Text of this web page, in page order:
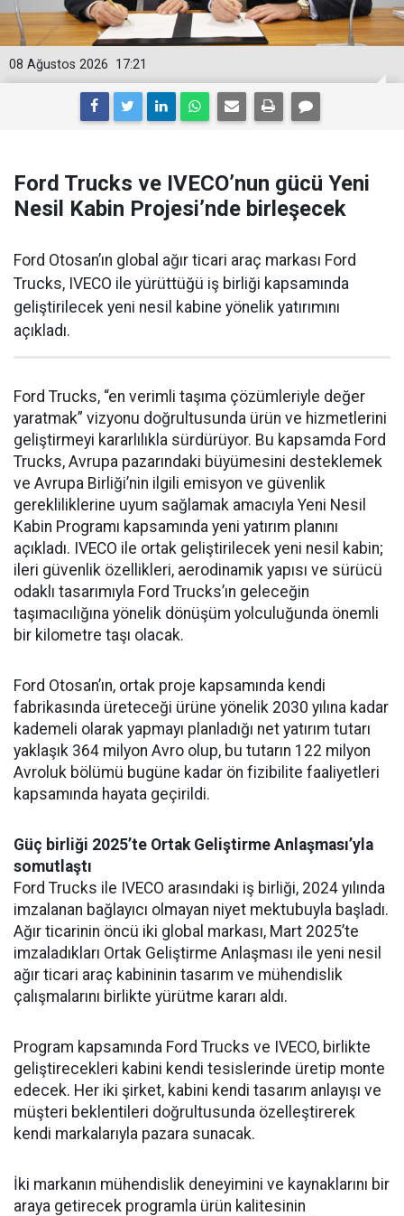
17:21
08 Ağustos 2026
Ford Trucks ve IVECO’nun gücü Yeni
Nesil Kabin Projesi’nde birleşecek
Ford Otosan’ın global ağır ticari araç markası Ford
Trucks, IVECO ile yürüttüğü iş birliği kapsamında
geliştirilecek yeni nesil kabine yönelik yatırımını
açıkladı.
Ford Trucks, “en verimli taşıma çözümleriyle değer
yaratmak” vizyonu doğrultusunda ürün ve hizmetlerini
geliştirmeyi kararlılıkla sürdürüyor. Bu kapsamda Ford
Trucks, Avrupa pazarındaki büyümesini desteklemek
ve Avrupa Birliği’nin ilgili emisyon ve güvenlik
gerekliliklerine uyum sağlamak amacıyla Yeni Nesil
Kabin Programı kapsamında yeni yatırım planını
açıkladı. IVECO ile ortak geliştirilecek yeni nesil kabin;
ileri güvenlik özellikleri, aerodinamik yapısı ve sürücü
odaklı tasarımıyla Ford Trucks’ın geleceğin
taşımacılığına yönelik dönüşüm yolculuğunda önemli
bir kilometre taşı olacak.
Ford Otosan’ın, ortak proje kapsamında kendi
fabrikasında üreteceği ürüne yönelik 2030 yılına kadar
kademeli olarak yapmayı planladığı net yatırım tutarı
yaklaşık 364 milyon Avro olup, bu tutarın 122 milyon
Avroluk bölümü bugüne kadar ön fizibilite faaliyetleri
kapsamında hayata geçirildi.
Güç birliği 2025’te Ortak Geliştirme Anlaşması’yla
somutlaştı
Ford Trucks ile IVECO arasındaki iş birliği, 2024 yılında
imzalanan bağlayıcı olmayan niyet mektubuyla başladı.
Ağır ticarinin öncü iki global markası, Mart 2025’te
imzaladıkları Ortak Geliştirme Anlaşması ile yeni nesil
ağır ticari araç kabininin tasarım ve mühendislik
çalışmalarını birlikte yürütme kararı aldı.
Program kapsamında Ford Trucks ve IVECO, birlikte
geliştirecekleri kabini kendi tesislerinde üretip monte
edecek. Her iki şirket, kabini kendi tasarım anlayışı ve
müşteri beklentileri doğrultusunda özelleştirerek
kendi markalarıyla pazara sunacak.
İki markanın mühendislik deneyimini ve kaynaklarını bir
araya getirecek programla ürün kalitesinin